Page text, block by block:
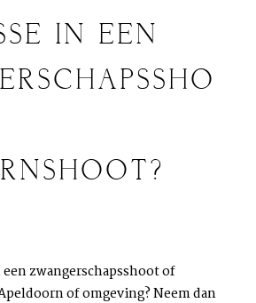
IN EEN
zwangerschapsshoot of
of omgeving? Neem dan